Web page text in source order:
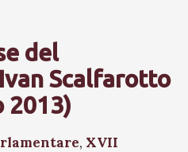
del
Scalfarotto
2013)
, XVII